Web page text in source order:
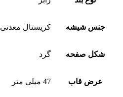
جنس شیشه کریستال معدنی
شکل صفحه گرد
عرض قاب 47 میلی متر